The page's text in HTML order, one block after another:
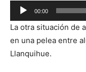
Reproductor
de
audio
00:00
La otra situación de
en una pelea entre
Llanquihue.